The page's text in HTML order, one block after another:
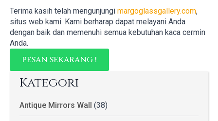
Kategori
Antique Mirrors Wall (38)
Terima kasih telah mengunjungi margoglassgallery.com,
situs web kami. Kami berharap dapat melayani Anda
dengan baik dan memenuhi semua kebutuhan kaca cermin
Anda.
PESAN SEKARANG !